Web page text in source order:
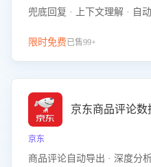
兜底回复 · 上下文理解 · 自
限时免费已售99+
京东商品评论数
京东
商品评论自动导出 · 深度分